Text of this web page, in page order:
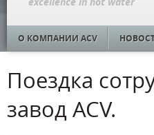
О КОМПАНИИ ACV
Поездка
завод ACV.